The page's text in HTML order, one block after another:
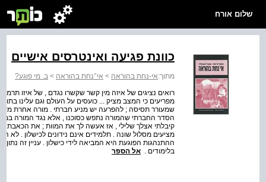
שלום אורח
כוונת פגיעה ואינטרסים אישיים
מתוך:אי-נחת בהוראה > אי־נחת בהוראה > ב. מי פוגע?
רואים נציגים של איזה מין קשר שקשרו נגדם , של איזו
מפריעים כי המצב מציק ... כועסים על העולם וגם עלינו
שמעורר תסיסה ; להפרעה יש מניע חברתי . מורה אחרת
קיבלתי אצלך שלילי , אז אעשה לך את המוות ; את הכאבת לי
מציעים מסלול שונה . תלמידים אינם נידונים לכישלון . לא
ההתנהגות הפוגעת היא המביאה לידי כישלון . עניין זה
בלימודים . אל הספר